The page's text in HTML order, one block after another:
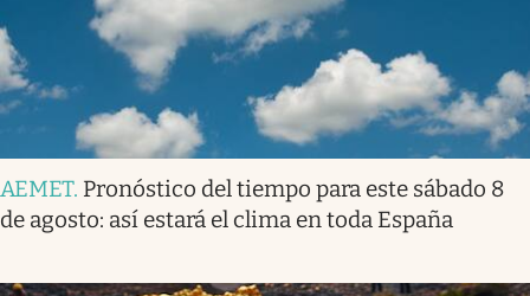
AEMET. Pronóstico del tiempo para este sábado 8
de agosto: así estará el clima en toda España